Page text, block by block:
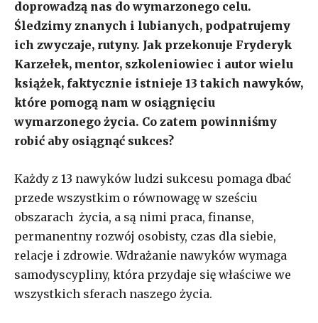
doprowadzą nas do wymarzonego celu.
Śledzimy znanych i lubianych, podpatrujemy
ich zwyczaje, rutyny. Jak przekonuje Fryderyk
Karzełek, mentor, szkoleniowiec i autor wielu
książek, faktycznie istnieje 13 takich nawyków,
które pomogą nam w osiągnięciu
wymarzonego życia. Co zatem powinniśmy
robić aby osiągnąć sukces?
Każdy z 13 nawyków ludzi sukcesu pomaga dbać
przede wszystkim o równowagę w sześciu
obszarach życia, a są nimi praca, finanse,
permanentny rozwój osobisty, czas dla siebie,
relacje i zdrowie. Wdrażanie nawyków wymaga
samodyscypliny, która przydaje się właściwe we
wszystkich sferach naszego życia.